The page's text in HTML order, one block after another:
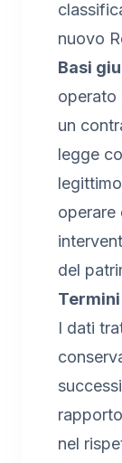
nuovo
Basi
operato
un
legge
operare
del
I dati
nel